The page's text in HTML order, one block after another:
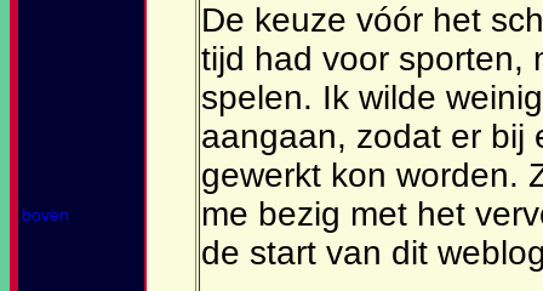
boven
De keuze vóór het
tijd had voor sporten,
spelen. Ik wilde
aangaan, zodat er bij
gewerkt kon worden.
me bezig met het
de start van dit